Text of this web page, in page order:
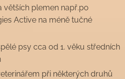
větších plemen např.po
Active na méně tučné
psy cca od 1. věku středních
při některých druhů